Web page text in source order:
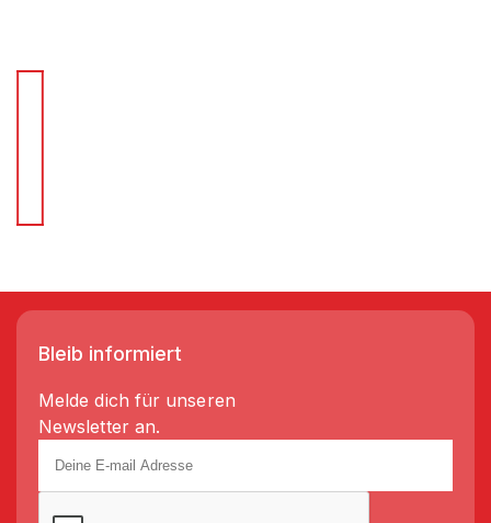
Bleib informiert
Melde dich für unseren
Newsletter an.